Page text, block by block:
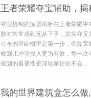
王者荣耀夺宝辅助，
夺宝机制的深层剖析在王者荣耀
肤时常常感到无从下手，其实夺
公布的基础概率是第一步，例如
规划比冲动投入更为有效，每一
规划的重要性资深玩家往往不会...
我的世界建筑盒怎么